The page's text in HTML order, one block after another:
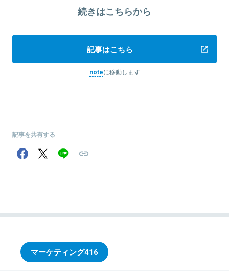
続きはこちらから
記事はこちら
noteに移動します
記事を共有する
マーケティング416